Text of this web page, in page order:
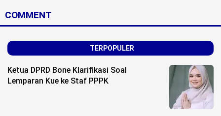
COMMENT
TERPOPULER
Ketua DPRD Bone Klarifikasi Soal
Lemparan Kue ke Staf PPPK